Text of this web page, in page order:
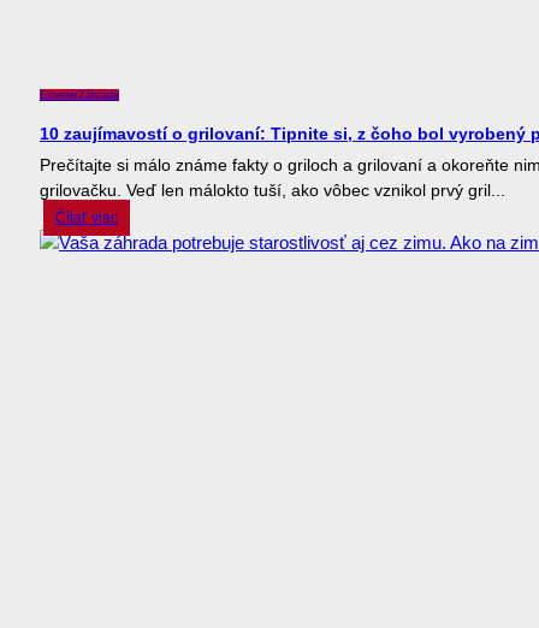
ExteriérZáhrada
10 zaujímavostí o grilovaní: Tipnite si, z čoho bol vyrobený
Prečítajte si málo známe fakty o griloch a grilovaní a okoreňte
grilovačku. Veď len málokto tuší, ako vôbec vznikol prvý gril...
Čítať viac